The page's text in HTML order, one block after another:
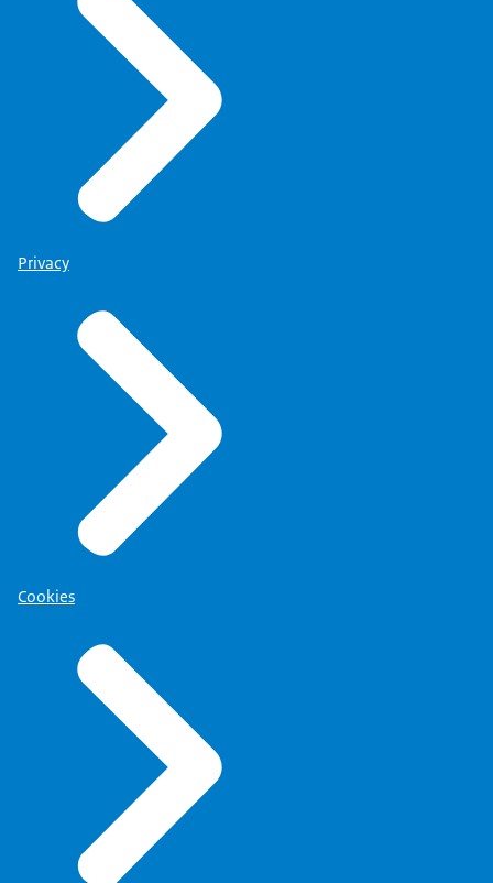
Privacy
Cookies